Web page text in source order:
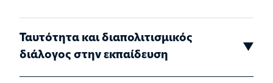
Ταυτότητα και διαπολιτισμικός
διάλογος στην εκπαίδευση